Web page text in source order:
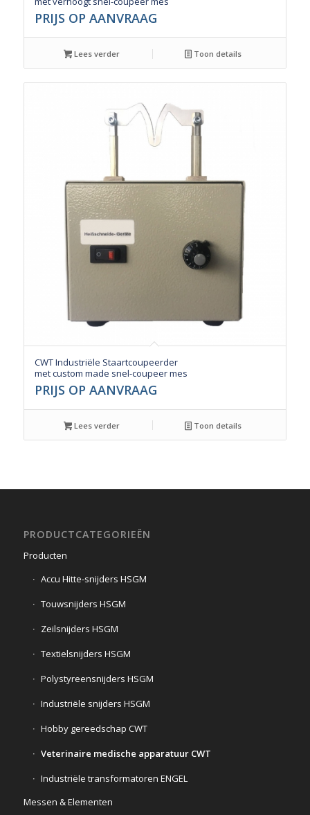
PRIJS OP AANVRAAG
Lees verder Toon details
CWT Industriële Staartcoupeerder
met custom made snel-coupeer mes
PRIJS OP AANVRAAG
Lees verder Toon details
PRODUCTCATEGORIEËN
Producten
Accu Hitte-snijders HSGM
Touwsnijders HSGM
Zeilsnijders HSGM
Textielsnijders HSGM
Polystyreensnijders HSGM
Industriële snijders HSGM
Hobby gereedschap CWT
Veterinaire medische apparatuur CWT
Industriële transformatoren ENGEL
Messen & Elementen